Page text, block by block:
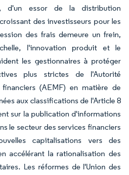
d'un essor de la distribution
des investisseurs pour les
des frais demeure un frein,
l'innovation produit et le
les gestionnaires à protéger
plus strictes de l'Autorité
(AEMF) en matière de
aux classifications de l'Article 8
sur la publication d'informations
le secteur des services financiers
capitalisations vers des
accélérant la rationalisation des
Les réformes de l'Union des